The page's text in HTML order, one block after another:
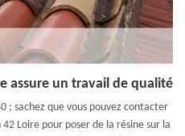
assure un travail de qualité
; sachez que vous pouvez contacter
Loire pour poser de la résine sur la